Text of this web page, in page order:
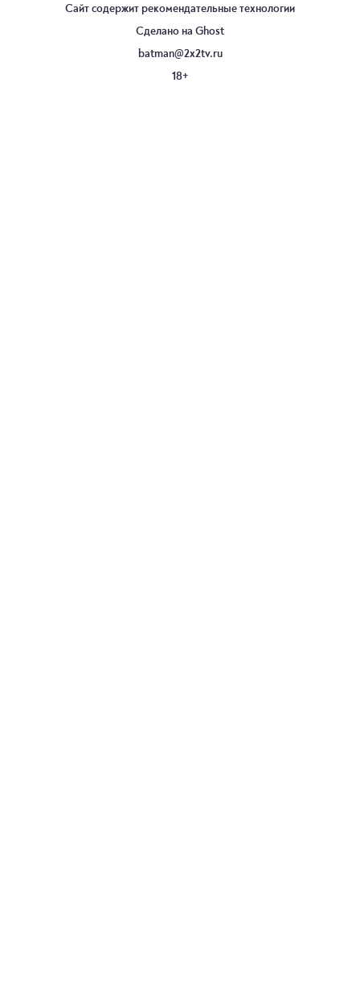
Сайт содержит рекомендательные технологии
Сделано на Ghost
batman@2x2tv.ru
18+